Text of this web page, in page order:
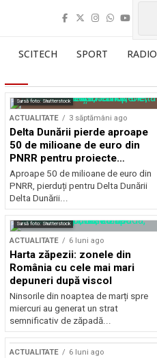
SCITECH SPORT RADIO
Sursă foto: Shutterstock
ACTUALITATE 3 săptămâni ago
Delta Dunării pierde aproape
50 de milioane de euro din
PNRR pentru proiecte
esențiale
Aproape 50 de milioane de euro din
PNRR, pierduți pentru Delta Dunării
Delta Dunării...
Sursă foto: Shutterstock
ACTUALITATE 6 luni ago
Harta zăpezii: zonele din
România cu cele mai mari
depuneri după viscol
Ninsorile din noaptea de marți spre
miercuri au generat un strat
semnificativ de zăpadă...
ACTUALITATE 6 luni ago